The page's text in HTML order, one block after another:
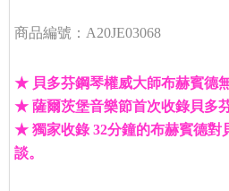
商品編號：A20JE03068
★ 貝多芬鋼琴權威大師布赫賓德
★ 薩爾茨堡音樂節首次收錄貝多
★ 獨家收錄 32分鐘的布赫賓德對
談。